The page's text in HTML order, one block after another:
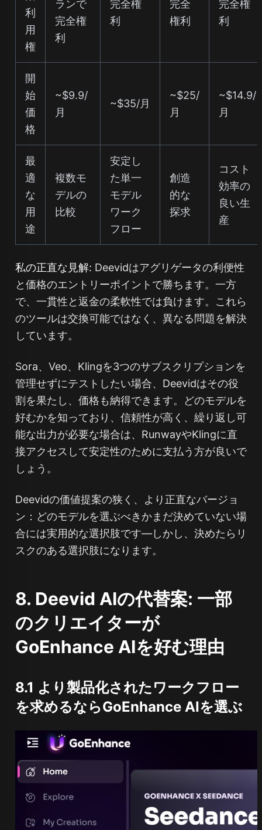
利
用
権
ランで
完全権
利
完全権
利
完全
権利
完全権
利
開
始
価
格
~$9.9/
月
~$35/月
~$25/
月
~$14.9/
月
最
適
な
用
途
複数モ
デルの
比較
安定し
た単一
モデル
ワーク
フロー
創造
的な
探求
コスト
効率の
良い生
産
私の正直な見解: Deevidはアグリゲータの利便性
と価格のエントリーポイントで勝ちます。一方
で、一貫性と返金の柔軟性では負けます。これら
のツールは交換可能ではなく、異なる問題を解決
しています。
Sora、Veo、Klingを3つのサブスクリプションを
管理せずにテストしたい場合、Deevidはその役
割を果たし、価格も納得できます。どのモデルを
好むかを知っており、信頼性が高く、繰り返し可
能な出力が必要な場合は、RunwayやKlingに直
接アクセスして安定性のために支払う方が良いで
しょう。
Deevidの価値提案の狭く、より正直なバージョ
ン：どのモデルを選ぶべきかまだ決めていない場
合には実用的な選択肢です—しかし、決めたらリ
スクのある選択肢になります。
8. Deevid AIの代替案: 一部
のクリエイターが
GoEnhance AIを好む理由
8.1 より製品化されたワークフロー
を求めるならGoEnhance AIを選ぶ